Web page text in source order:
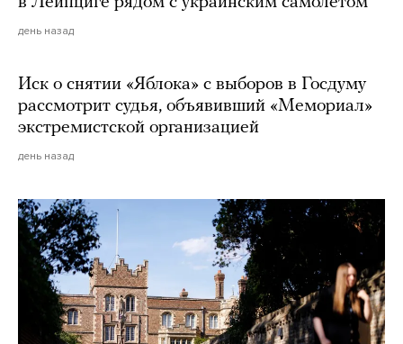
день назад
Иск о снятии «Яблока» с выборов в Госдуму
рассмотрит судья, объявивший «Мемориал»
экстремистской организацией
день назад